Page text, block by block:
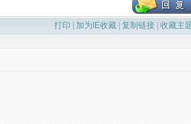
打印 | 加为IE收藏| 复制链接| 收藏主